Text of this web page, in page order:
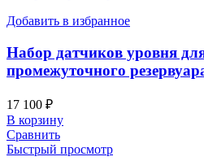
Добавить в избранное
Набор датчиков уровня
промежуточного
17 100 ₽
В корзину
Сравнить
Быстрый просмотр